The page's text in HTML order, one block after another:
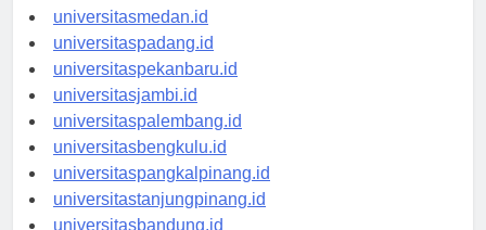
universitasaceh.id
universitasmedan.id
universitaspadang.id
universitaspekanbaru.id
universitasjambi.id
universitaspalembang.id
universitasbengkulu.id
universitaspangkalpinang.id
universitastanjungpinang.id